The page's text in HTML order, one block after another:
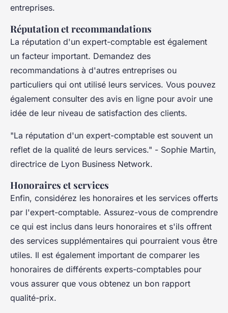
entreprises.
Réputation et recommandations
La réputation d'un expert-comptable est également
un facteur important. Demandez des
recommandations à d'autres entreprises ou
particuliers qui ont utilisé leurs services. Vous pouvez
également consulter des avis en ligne pour avoir une
idée de leur niveau de satisfaction des clients.
"La réputation d'un expert-comptable est souvent un
reflet de la qualité de leurs services." - Sophie Martin,
directrice de Lyon Business Network.
Honoraires et services
Enfin, considérez les honoraires et les services offerts
par l'expert-comptable. Assurez-vous de comprendre
ce qui est inclus dans leurs honoraires et s'ils offrent
des services supplémentaires qui pourraient vous être
utiles. Il est également important de comparer les
honoraires de différents experts-comptables pour
vous assurer que vous obtenez un bon rapport
qualité-prix.